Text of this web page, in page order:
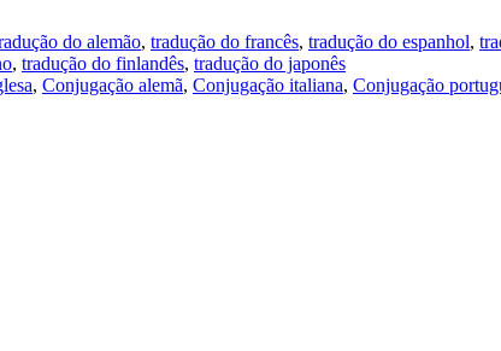
do alemão, tradução do francês, tradução do espanhol,
, tradução do finlandês, tradução do japonês
, Conjugação alemã, Conjugação italiana, Conjugação